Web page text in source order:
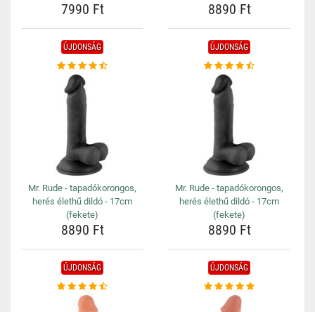
7990 Ft 8890 Ft
ÚJDONSÁG
Mr. Rude - tapadókorongos,
herés élethű dildó - 17cm
(fekete)
8890 Ft
ÚJDONSÁG
Mr. Rude - tapadókorongos,
herés élethű dildó - 17cm
(fekete)
8890 Ft
ÚJDONSÁG ÚJDONSÁG